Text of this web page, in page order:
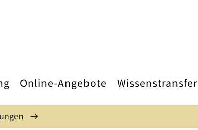
Online-Angebote Wissenstransfer